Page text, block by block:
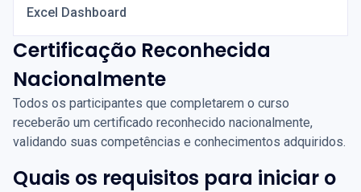
Excel Dashboard
Certificação Reconhecida
Nacionalmente
Todos os participantes que completarem o curso
receberão um certificado reconhecido nacionalmente,
validando suas competências e conhecimentos adquiridos.
Quais os requisitos para iniciar o